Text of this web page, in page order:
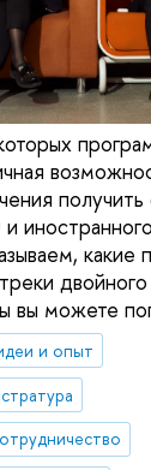
какие
вы можете
и опыт